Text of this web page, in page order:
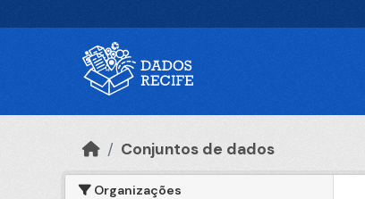
Conjuntos de dados
Organizações